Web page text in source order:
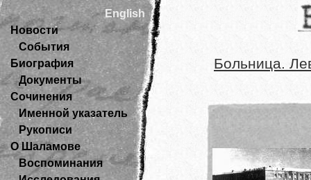
English
Новости
События
Биография
Документы
Сочинения
Именной указатель
Рукописи
О Шаламове
Воспоминания
Больница.